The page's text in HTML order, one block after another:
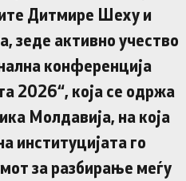
Дитмире Шеху и
зеде активно учество
конференција
2026“, која се одржа
Молдавија, на која
институцијата го
за разбирање меѓу